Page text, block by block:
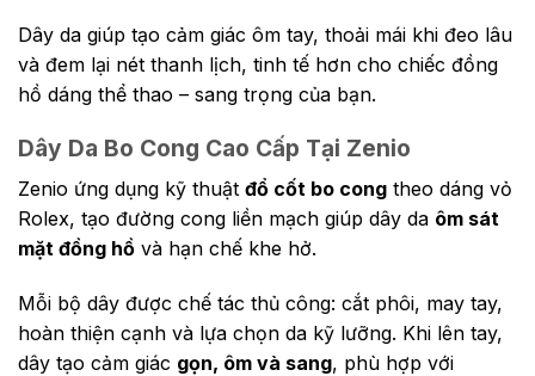
Dây da giúp tạo cảm giác ôm tay, thoải mái khi đeo lâu
và đem lại nét thanh lịch, tinh tế hơn cho chiếc đồng
hồ dáng thể thao – sang trọng của bạn.
Dây Da Bo Cong Cao Cấp Tại Zenio
Zenio ứng dụng kỹ thuật đổ cốt bo cong theo dáng vỏ
Rolex, tạo đường cong liền mạch giúp dây da ôm sát
mặt đồng hồ và hạn chế khe hở.
Mỗi bộ dây được chế tác thủ công: cắt phôi, may tay,
hoàn thiện cạnh và lựa chọn da kỹ lưỡng. Khi lên tay,
dây tạo cảm giác gọn, ôm và sang, phù hợp với